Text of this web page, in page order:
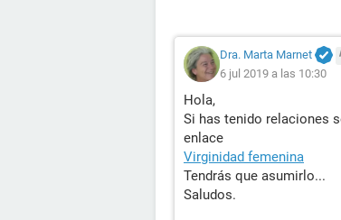
Dra. Marta Marnet
6 jul 2019 a las 10:30
Hola,
Si has tenido relaciones
enlace
Virginidad femenina
Tendrás que asumirlo...
Saludos.